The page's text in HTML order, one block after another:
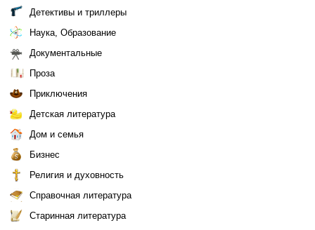
Детективы и триллеры
Наука, Образование
Документальные
Проза
Приключения
Детская литература
Дом и семья
Бизнес
Религия и духовность
Справочная литература
Старинная литература